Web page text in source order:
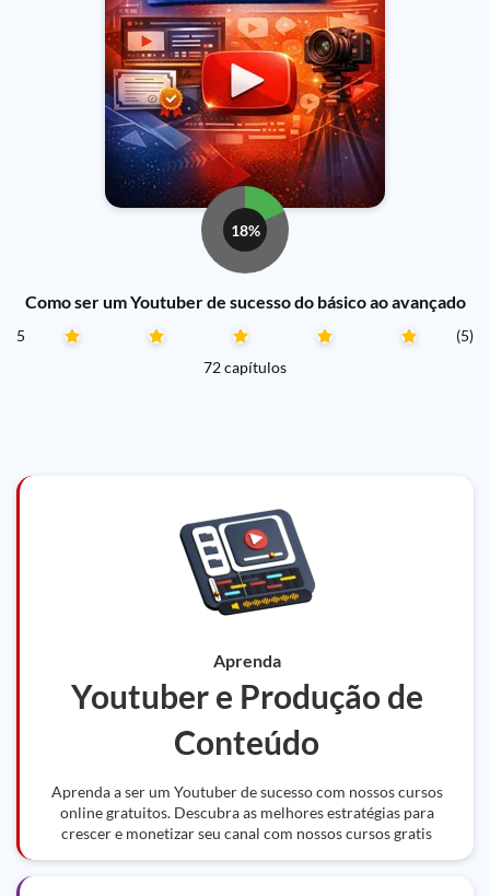
18%
Como ser um Youtuber de sucesso do básico ao avançado
5
(5)
72 capítulos
Aprenda
Youtuber e Produção de
Conteúdo
Aprenda a ser um Youtuber de sucesso com nossos cursos
online gratuitos. Descubra as melhores estratégias para
crescer e monetizar seu canal com nossos cursos gratis